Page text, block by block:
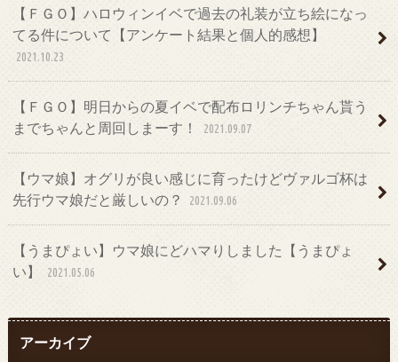
【ＦＧＯ】ハロウィンイベで過去の礼装が立ち絵になっ
てる件について【アンケート結果と個人的感想】
2021.10.23
【ＦＧＯ】明日からの夏イベで配布ロリンチちゃん貰う
までちゃんと周回しまーす！
2021.09.07
【ウマ娘】オグリが良い感じに育ったけどヴァルゴ杯は
先行ウマ娘だと厳しいの？
2021.09.06
【うまぴょい】ウマ娘にどハマりしました【うまぴょ
い】
2021.05.06
アーカイブ